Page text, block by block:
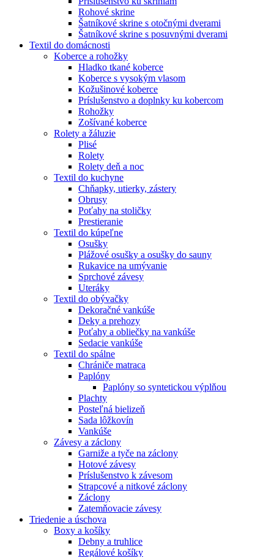
Rohové skrine
Šatníkové skrine s otočnými dverami
Šatníkové skrine s posuvnými dverami
Textil do domácnosti
Koberce a rohožky
Hladko tkané koberce
Koberce s vysokým vlasom
Kožušinové koberce
Príslušenstvo a doplnky ku kobercom
Rohožky
Zošívané koberce
Rolety a žáluzie
Plisé
Rolety
Rolety deň a noc
Textil do kuchyne
Chňapky, utierky, zástery
Obrusy
Poťahy na stoličky
Prestieranie
Textil do kúpeľne
Osušky
Plážové osušky a osušky do sauny
Rukavice na umývanie
Sprchové závesy
Uteráky
Textil do obývačky
Dekoračné vankúše
Deky a prehozy
Poťahy a obliečky na vankúše
Sedacie vankúše
Textil do spálne
Chrániče matraca
Paplóny
Paplóny so syntetickou výplňou
Plachty
Posteľná bielizeň
Sada lôžkovín
Vankúše
Závesy a záclony
Garniže a tyče na záclony
Hotové závesy
Príslušenstvo k závesom
Strapcové a nitkové záclony
Záclony
Zatemňovacie závesy
Triedenie a úschova
Boxy a košíky
Debny a truhlice
Regálové košíky